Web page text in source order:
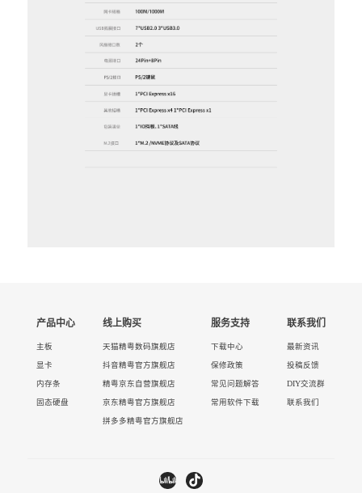
产品中心
主板
显卡
内存条
固态硬盘
线上购买
天猫精粤数码旗舰店
抖音精粤官方旗舰店
精粤京东自营旗舰店
京东精粤官方旗舰店
拼多多精粤官方旗舰店
服务支持
下载中心
保修政策
常见问题解答
常用软件下载
联系我们
最新资讯
投稿反馈
DIY交流群
联系我们